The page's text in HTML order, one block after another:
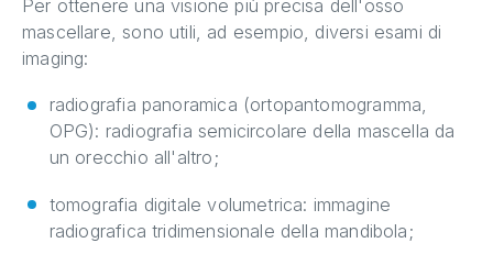
Per ottenere una visione più precisa dell'osso
mascellare, sono utili, ad esempio, diversi esami di
imaging:
radiografia panoramica (ortopantomogramma,
OPG): radiografia semicircolare della mascella da
un orecchio all'altro;
tomografia digitale volumetrica: immagine
radiografica tridimensionale della mandibola;